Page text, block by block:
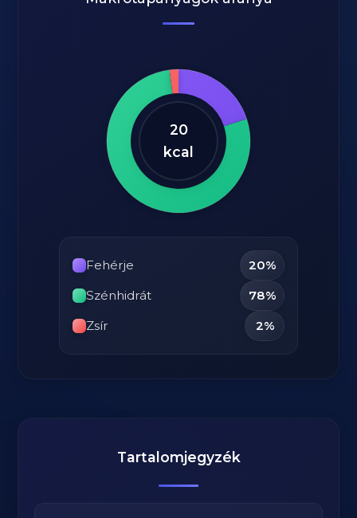
20
kcal
Fehérje
20%
Szénhidrát
78%
Zsír
2%
Tartalomjegyzék